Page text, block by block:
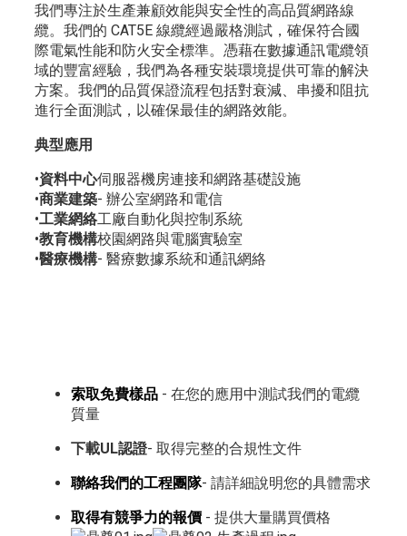
我們專注於生產兼顧效能與安全性的高品質網路線
纜。我們的 CAT5E 線纜經過嚴格測試，確保符合國
際電氣性能和防火安全標準。憑藉在數據通訊電纜領
域的豐富經驗，我們為各種安裝環境提供可靠的解決
方案。我們的品質保證流程包括對衰減、串擾和阻抗
進行全面測試，以確保最佳的網路效能。
典型應用
•資料中心伺服器機房連接和網路基礎設施
•商業建築- 辦公室網路和電信
•工業網絡工廠自動化與控制系統
•教育機構校園網路與電腦實驗室
•醫療機構- 醫療數據系統和通訊網絡
索取免費樣品- 在您的應用中測試我們的電纜
質量
下載UL認證- 取得完整的合規性文件
聯絡我們的工程團隊- 請詳細說明您的具體需求
取得有競爭力的報價- 提供大量購買價格